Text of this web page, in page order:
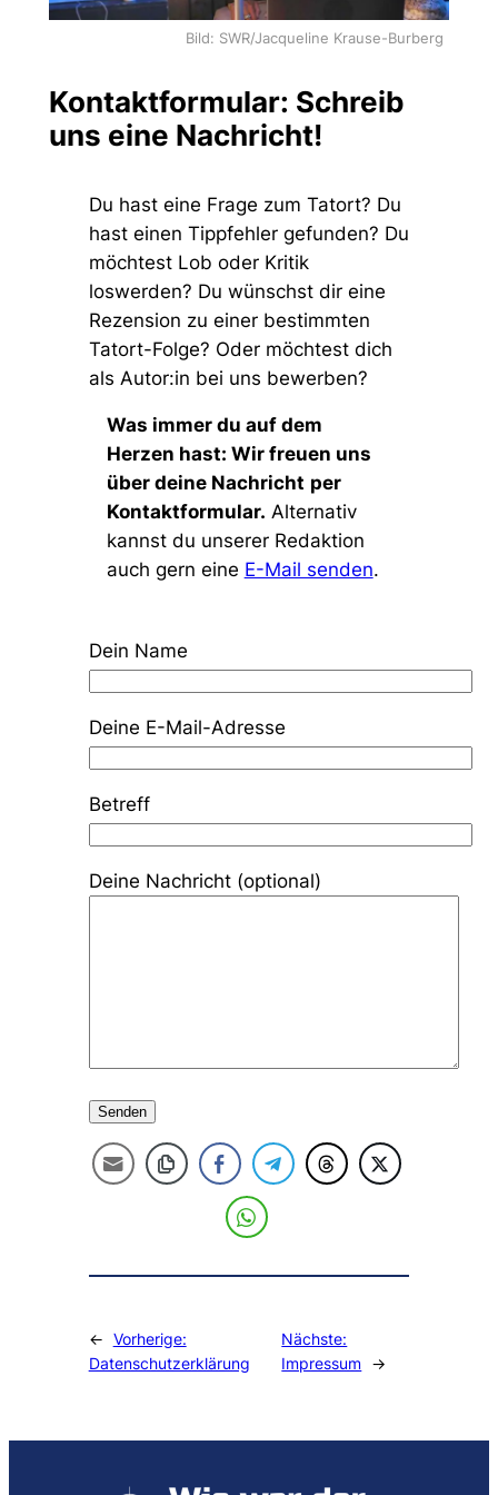
Bild: SWR/Jacqueline Krause-Burberg
Kontaktformular: Schreib
uns eine Nachricht!
Du hast eine Frage zum Tatort? Du
hast einen Tippfehler gefunden? Du
möchtest Lob oder Kritik
loswerden? Du wünschst dir eine
Rezension zu einer bestimmten
Tatort-Folge? Oder möchtest dich
als Autor:in bei uns bewerben?
Was immer du auf dem
Herzen hast: Wir freuen uns
über deine Nachricht per
Kontaktformular. Alternativ
kannst du unserer Redaktion
auch gern eine E-Mail senden.
Dein Name
Deine E-Mail-Adresse
Betreff
Deine Nachricht (optional)
Alternative:
← Vorherige:
Datenschutzerklärung
Nächste:
Impressum →